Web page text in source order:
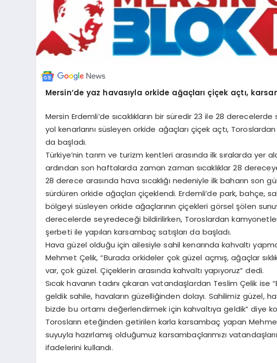
Mersin’de yaz havasıyla orkide ağaçları çiçek açtı,
Mersin Erdemli’de sıcaklıkların bir süredir 23 ile 28
yol kenarlarını süsleyen orkide ağaçları çiçek açtı,
da başladı.
Türkiye’nin tarım ve turizm kentleri arasında ilk sıralarda yer
ardından son haftalarda zaman zaman sıcaklıklar 28
28 derece arasında hava sıcaklığı nedeniyle ilk baharın son
sürdüren orkide ağaçları çiçeklendi. Erdemli’de park, bahçe,
bölgeyi süsleyen orkide ağaçlarının çiçekleri görsel şölen
derecelerde seyredeceği bildirilirken, Toroslardan
şerbeti ile yapılan karsambaç satışları da başladı.
Hava güzel olduğu için ailesiyle sahil kenarında kahvaltı
Mehmet Çelik, “Burada orkideler çok güzel açmış, ağaçlar
var, çok güzel. Çiçeklerin arasında kahvaltı yapıyoruz” dedi.
Sıcak havanın tadını çıkaran vatandaşlardan Teslim Çelik ise
geldik sahile, havaların güzelliğinden dolayı. Sahilimiz güzel,
bizde bu ortamı değerlendirmek için kahvaltıya geldik” diye
Torosların eteğinden getirilen karla karsambaç yapan
suyuyla hazırlamış olduğumuz karsambaçlarımızı
ifadelerini kullandı.